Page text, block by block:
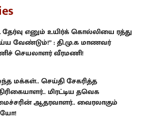
தேர்வு எனும் உயிர்க் கொல்லியை ரத்து
வேண்டும்!” : தி.மு.க மாணவர்
செயலாளர் வீரமணி!
மக்கள்.. செய்தி சேகரித்த
மிரட்டிய தவெக
ஆதரவாளர்.. வைரலாகும்